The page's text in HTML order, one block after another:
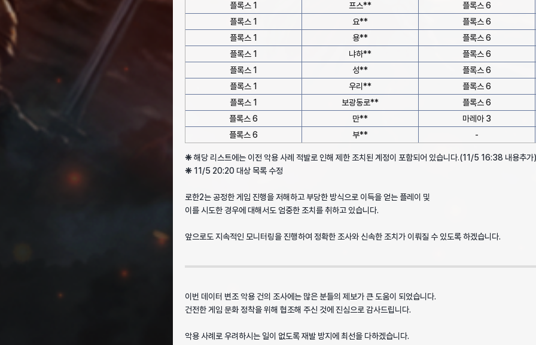
플록스 1
프스**
플록스 6
플록스 1
요**
플록스 6
플록스 1
용**
플록스 6
플록스 1
냐하**
플록스 6
플록스 1
성**
플록스 6
플록스 1
우리**
플록스 6
플록스 1
보광동로**
플록스 6
플록스 6
만**
마레아 3
플록스 6
부** -
❈해당 리스트에는 이전 악용 사례 적발로 인해 제한 조치된 계정이 포함되어 있습니다.(11/5 16:38 내용추가)
❈ 11/5 20:20 대상 목록 수정
로한2는 공정한 게임 진행을 저해하고 부당한 방식으로 이득을 얻는 플레이 및
이를 시도한 경우에 대해서도 엄중한 조치를 취하고 있습니다.
앞으로도 지속적인 모니터링을 진행하여 정확한 조사와 신속한 조치가 이뤄질 수 있도록 하겠습니다.
이번 데이터 변조 악용 건의 조사에는 많은 분들의 제보가 큰 도움이 되었습니다.
건전한 게임 문화 정착을 위해 협조해 주신 것에 진심으로 감사드립니다.
악용 사례로 우려하시는 일이 없도록 재발 방지에 최선을 다하겠습니다.